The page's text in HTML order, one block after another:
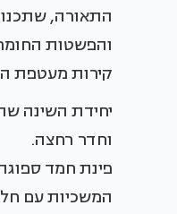
התאורה,
והפשטות
קירות מעטפת
יחידת השינה
וחדר רחצה.
פינת חמד
המשכיות עם